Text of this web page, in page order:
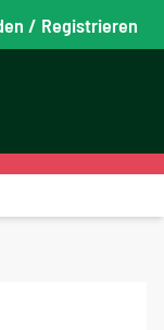
/ Registrieren